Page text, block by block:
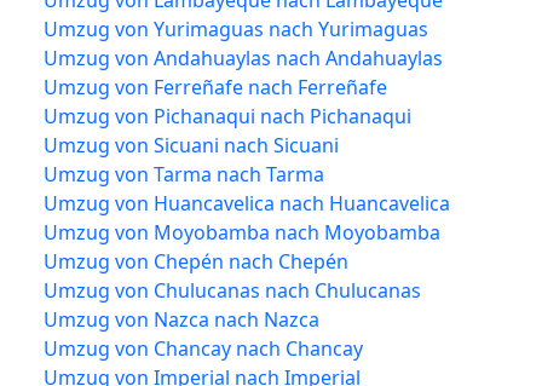
Umzug von Yurimaguas nach Yurimaguas
Umzug von Andahuaylas nach Andahuaylas
Umzug von Ferreñafe nach Ferreñafe
Umzug von Pichanaqui nach Pichanaqui
Umzug von Sicuani nach Sicuani
Umzug von Tarma nach Tarma
Umzug von Huancavelica nach Huancavelica
Umzug von Moyobamba nach Moyobamba
Umzug von Chepén nach Chepén
Umzug von Chulucanas nach Chulucanas
Umzug von Nazca nach Nazca
Umzug von Chancay nach Chancay
Umzug von Imperial nach Imperial